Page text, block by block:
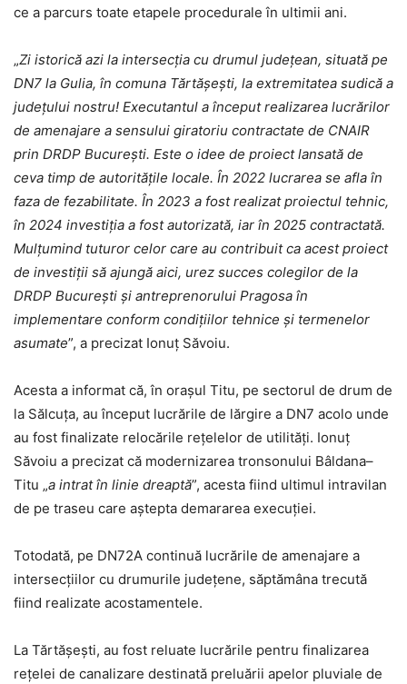
ce a parcurs toate etapele procedurale în ultimii ani.
„Zi istorică azi la intersecția cu drumul județean, situată pe
DN7 la Gulia, în comuna Tărtășești, la extremitatea sudică a
județului nostru! Executantul a început realizarea lucrărilor
de amenajare a sensului giratoriu contractate de CNAIR
prin DRDP București. Este o idee de proiect lansată de
ceva timp de autoritățile locale. În 2022 lucrarea se afla în
faza de fezabilitate. În 2023 a fost realizat proiectul tehnic,
în 2024 investiția a fost autorizată, iar în 2025 contractată.
Mulțumind tuturor celor care au contribuit ca acest proiect
de investiții să ajungă aici, urez succes colegilor de la
DRDP București și antreprenorului Pragosa în
implementare conform condițiilor tehnice și termenelor
asumate”, a precizat Ionuț Săvoiu.
Acesta a informat că, în orașul Titu, pe sectorul de drum de
la Sălcuța, au început lucrările de lărgire a DN7 acolo unde
au fost finalizate relocările rețelelor de utilități. Ionuț
Săvoiu a precizat că modernizarea tronsonului Bâldana–
Titu „a intrat în linie dreaptă”, acesta fiind ultimul intravilan
de pe traseu care aștepta demararea execuției.
Totodată, pe DN72A continuă lucrările de amenajare a
intersecțiilor cu drumurile județene, săptămâna trecută
fiind realizate acostamentele.
La Tărtășești, au fost reluate lucrările pentru finalizarea
rețelei de canalizare destinată preluării apelor pluviale de